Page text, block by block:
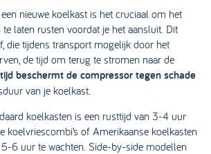
nieuwe koelkast is het cruciaal om het
laten rusten voordat je het aansluit. Dit
die tijdens transport mogelijk door het
de tijd om terug te stromen naar de
beschermt de compressor tegen schade
van je koelkast.
koelkasten is een rusttijd van 3-4 uur
koelvriescombi’s of Amerikaanse koelkasten
6 uur te wachten. Side-by-side modellen